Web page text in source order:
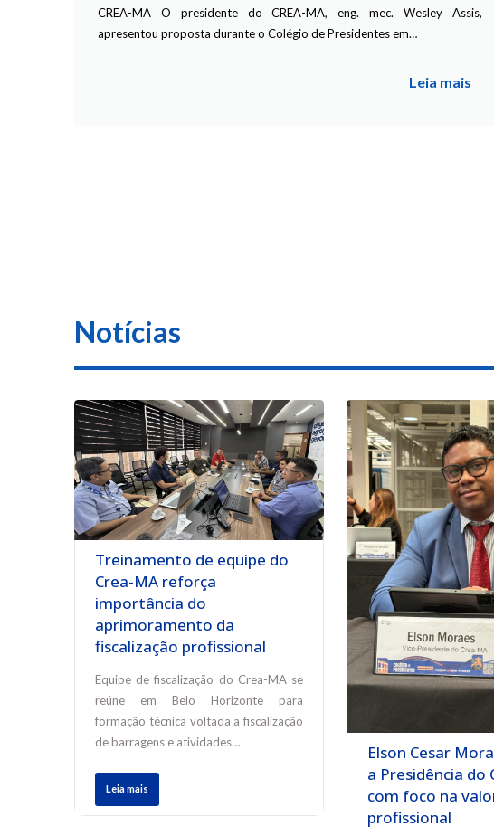
CREA-MA O presidente do CREA-MA, eng. mec. Wesley Assis,
apresentou proposta durante o Colégio de Presidentes em…
Leia mais
Notícias
Treinamento de equipe do
Crea-MA reforça
importância do
aprimoramento da
fiscalização profissional
Equipe de fiscalização do Crea-MA se
reúne em Belo Horizonte para
formação técnica voltada a fiscalização
de barragens e atividades…
Leia mais
Elson Cesar
a Presidência do
com foco na
profissional